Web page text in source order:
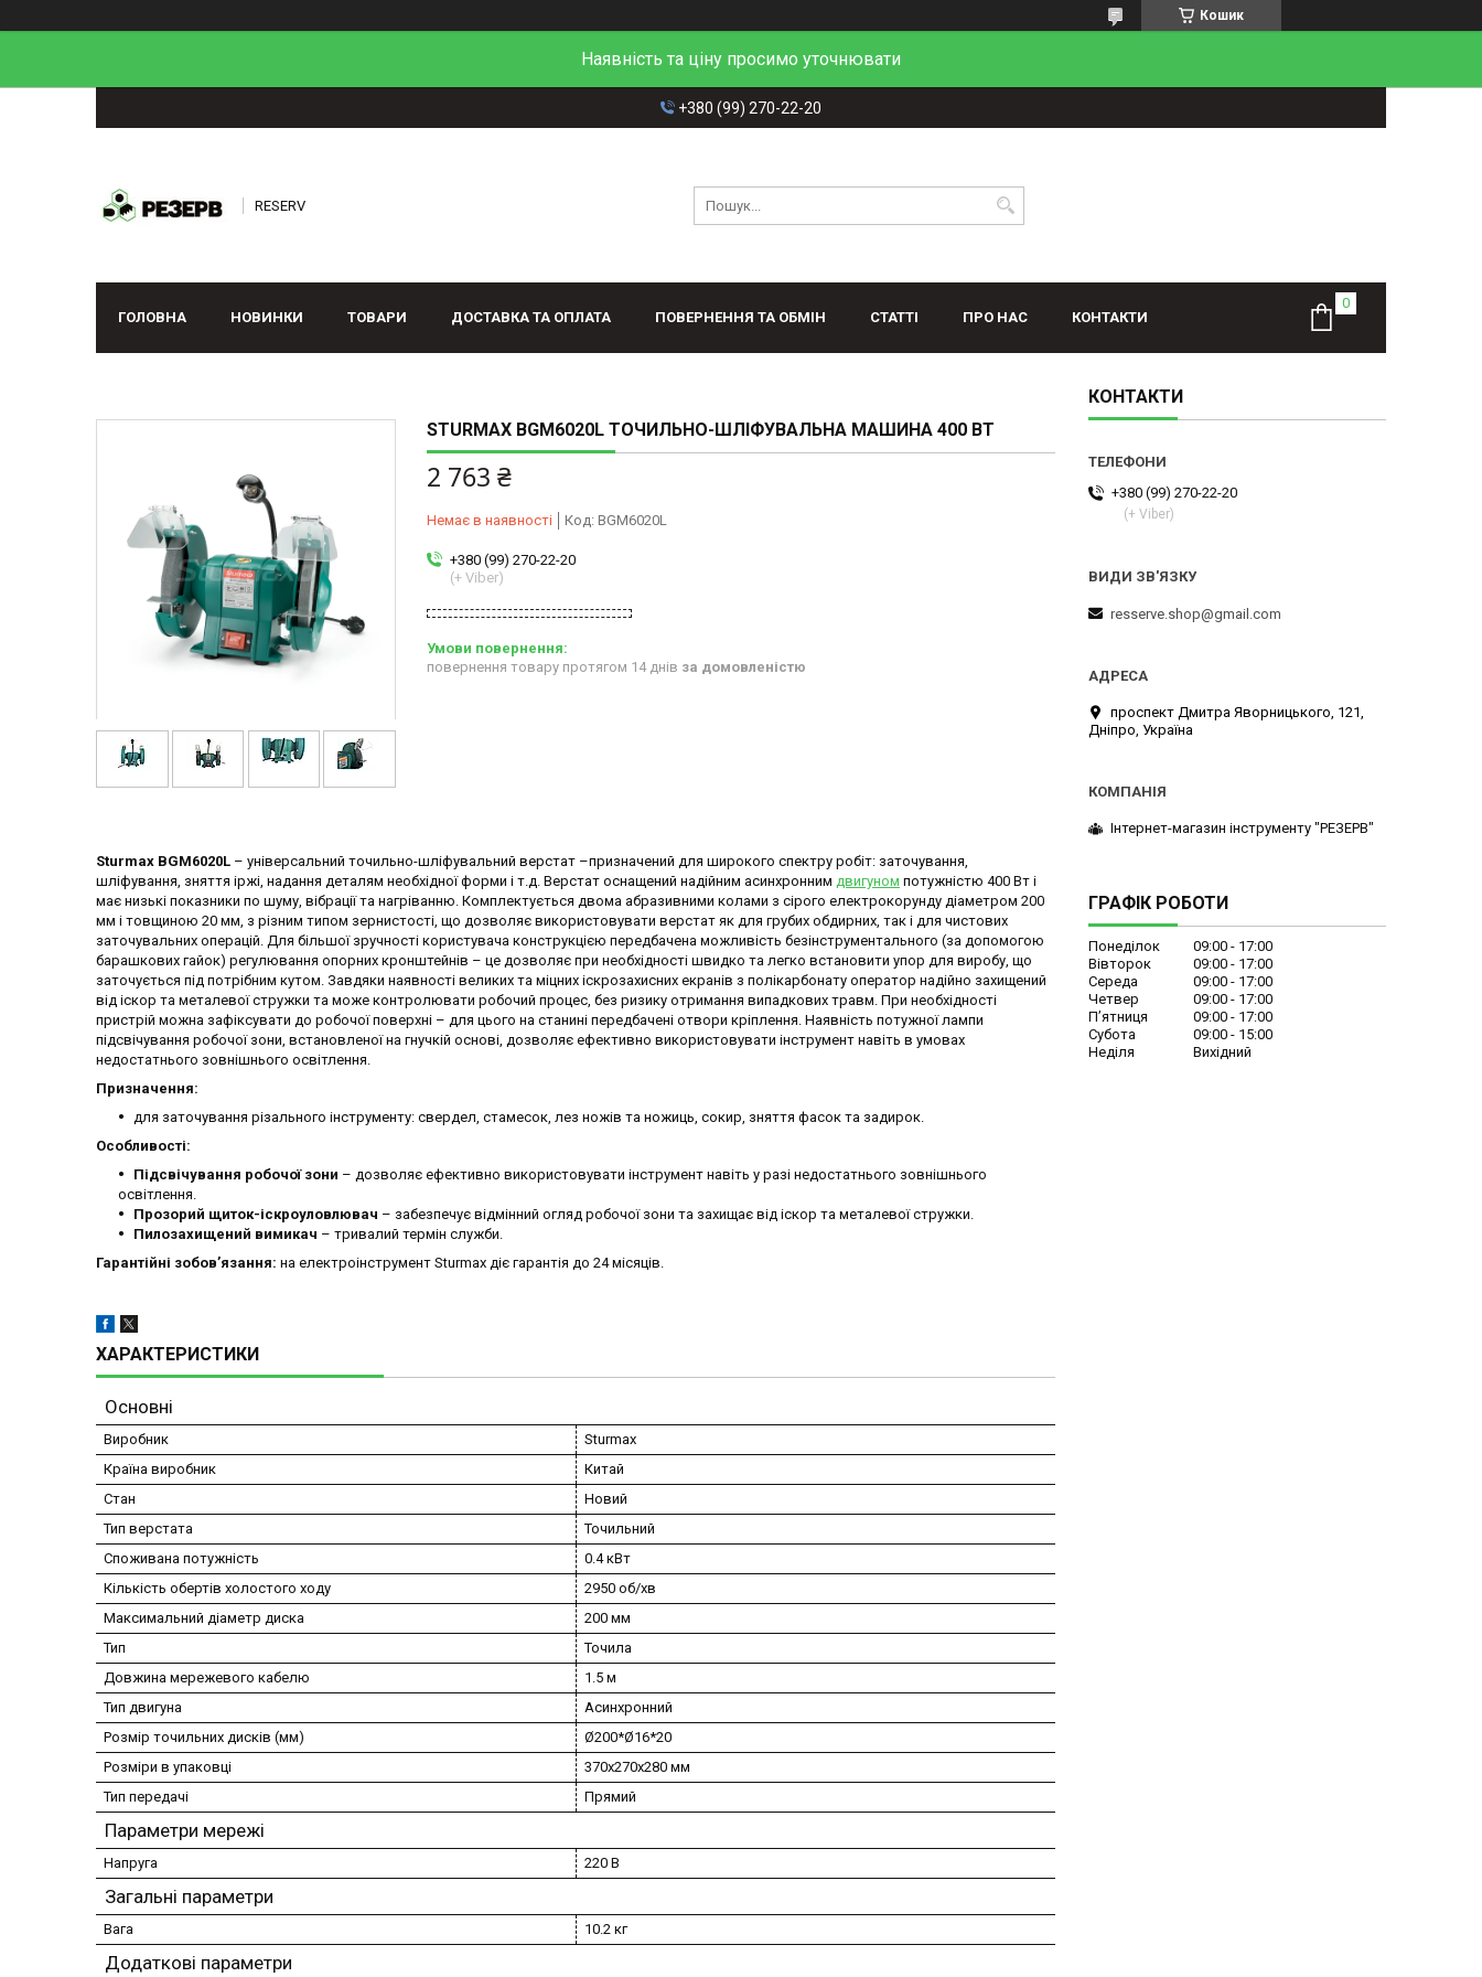
Кошик
Наявність та ціну просимо уточнювати
+380 (99) 270-22-20
RESERV
ГОЛОВНА НОВИНКИ ТОВАРИ ДОСТАВКА ТА ОПЛАТА ПОВЕРНЕННЯ ТА ОБМІН СТАТТІ ПРО НАС КОНТАКТИ
STURMAX BGM6020L ТОЧИЛЬНО-ШЛІФУВАЛЬНА МАШИНА 400 ВТ
2 763 ₴
Немає в наявності Код: BGM6020L
+380 (99) 270-22-20
(+ Viber)
повернення товару протягом 14 днів за домовленістю
Sturmax BGM6020L – універсальний точильно-шліфувальний верстат –призначений для широкого спектру робіт: заточування,
шліфування, зняття іржі, надання деталям необхідної форми і т.д. Верстат оснащений надійним асинхронним двигуном потужністю 400 Вт і
має низькі показники по шуму, вібрації та нагріванню. Комплектується двома абразивними колами з сірого електрокорунду діаметром 200
мм і товщиною 20 мм, з різним типом зернистості, що дозволяє використовувати верстат як для грубих обдирних, так і для чистових
заточувальних операцій. Для більшої зручності користувача конструкцією передбачена можливість безінструментального (за допомогою
барашкових гайок) регулювання опорних кронштейнів – це дозволяє при необхідності швидко та легко встановити упор для виробу, що
заточується під потрібним кутом. Завдяки наявності великих та міцних іскрозахисних екранів з полікарбонату оператор надійно захищений
від іскор та металевої стружки та може контролювати робочий процес, без ризику отримання випадкових травм. При необхідності
пристрій можна зафіксувати до робочої поверхні – для цього на станині передбачені отвори кріплення. Наявність потужної лампи
підсвічування робочої зони, встановленої на гнучкій основі, дозволяє ефективно використовувати інструмент навіть в умовах
недостатнього зовнішнього освітлення.
Призначення:
для заточування різального інструменту: свердел, стамесок, лез ножів та ножиць, сокир, зняття фасок та задирок.
Особливості:
Підсвічування робочої зони – дозволяє ефективно використовувати інструмент навіть у разі недостатнього зовнішнього
освітлення.
Прозорий щиток-іскроуловлювач – забезпечує відмінний огляд робочої зони та захищає від іскор та металевої стружки.
Пилозахищений вимикач – тривалий термін служби.
Гарантійні зобов’язання: на електроінструмент Sturmax діє гарантія до 24 місяців.
ХАРАКТЕРИСТИКИ
Основні
Виробник
Sturmax
Країна виробник
Китай
Стан
Новий
Тип верстата
Точильний
Споживана потужність
0.4 кВт
Кількість обертів холостого ходу
2950 об/хв
Максимальний діаметр диска
200 мм
Тип
Точила
Довжина мережевого кабелю
1.5 м
Тип двигуна
Асинхронний
Розмір точильних дисків (мм)
Ø200*Ø16*20
Розміри в упаковці
370х270х280 мм
Тип передачі
Прямий
Параметри мережі
Напруга 220 В
Загальні параметри
Вага 10.2 кг
Додаткові параметри
КОНТАКТИ
+380 (99) 270-22-20
(+ Viber)
resserve.shop@gmail.com
проспект Дмитра Яворницького, 121,
Дніпро, Україна
Інтернет-магазин інструменту "РЕЗЕРВ"
ГРАФІК РОБОТИ
Понеділок 09:00
17:00
Вівторок
09:00
17:00
Середа
09:00
17:00
Четвер
09:00
17:00
Пʼятниця
09:00
17:00
Субота
09:00
15:00
Неділя
Вихідний